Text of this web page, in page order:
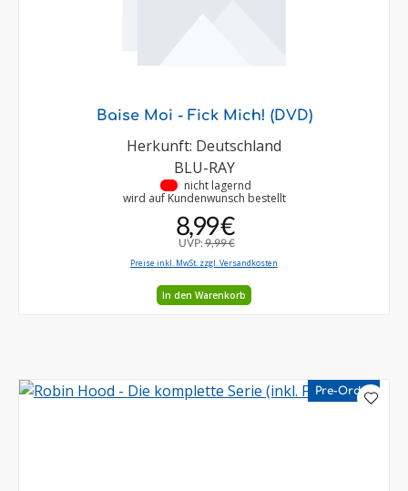
Baise Moi - Fick Mich! (DVD)
Herkunft: Deutschland
BLU-RAY
nicht lagernd
wird auf Kundenwunsch bestellt
8,99 €
UVP:9,99 €
Preise inkl. MwSt. zzgl. Versandkosten
In den Warenkorb
Pre-Order